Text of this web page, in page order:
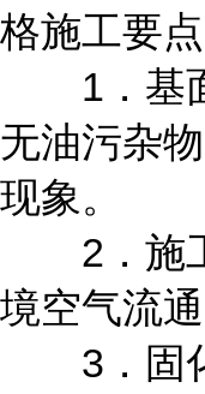
格施工要点
1．基面
无油污杂
现象。
2．施工
境空气流通
3．固化